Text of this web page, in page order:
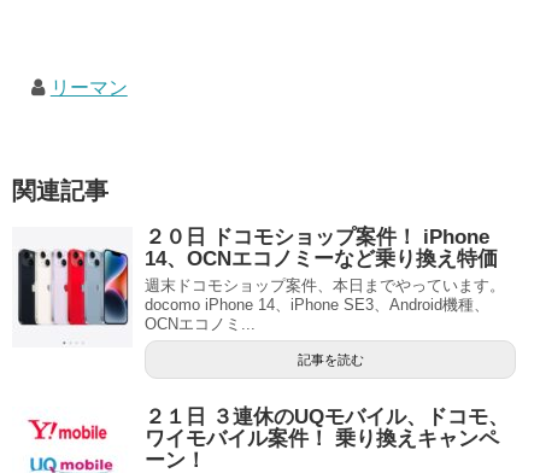
リーマン
関連記事
２０日 ドコモショップ案件！ iPhone
14、OCNエコノミーなど乗り換え特価
週末ドコモショップ案件、本日までやっています。
docomo iPhone 14、iPhone SE3、Android機種、
OCNエコノミ...
記事を読む
２１日 ３連休のUQモバイル、ドコモ、
ワイモバイル案件！ 乗り換えキャンペ
ーン！